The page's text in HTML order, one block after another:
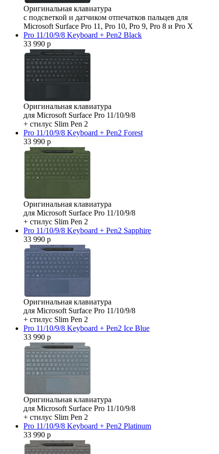
Оригинальная клавиатура
с подсветкой и датчиком отпечатков пальцев для
Microsoft Surface Pro 11, Pro 10, Pro 9, Pro 8 и Pro X
Pro 11/10/9/8 Keyboard + Pen2 Black
33 990 р
Оригинальная клавиатура
для Microsoft Surface Pro 11/10/9/8
+ стилус Slim Pen 2
Pro 11/10/9/8 Keyboard + Pen2 Forest
33 990 р
Оригинальная клавиатура
для Microsoft Surface Pro 11/10/9/8
+ стилус Slim Pen 2
Pro 11/10/9/8 Keyboard + Pen2 Sapphire
33 990 р
Оригинальная клавиатура
для Microsoft Surface Pro 11/10/9/8
+ стилус Slim Pen 2
Pro 11/10/9/8 Keyboard + Pen2 Ice Blue
33 990 р
Оригинальная клавиатура
для Microsoft Surface Pro 11/10/9/8
+ стилус Slim Pen 2
Pro 11/10/9/8 Keyboard + Pen2 Platinum
33 990 р